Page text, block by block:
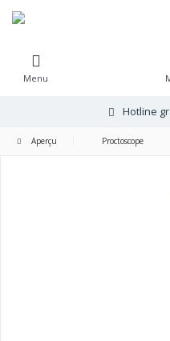
Hotline
Menu
Aperçu Proctoscope